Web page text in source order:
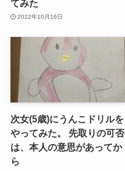
てみた
2022年10月16日
次女(5歳)にうんこドリルを
やってみた。 先取りの可否
は、本人の意思があってか
ら